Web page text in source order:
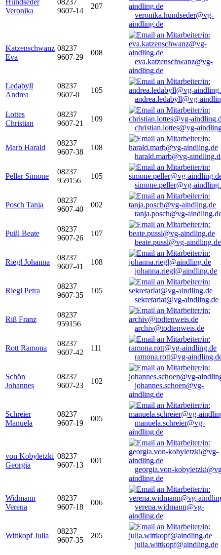
Hundseder
Veronika
08237
9607-14
207
veronika.hundseder@vg-
aindling.de
Katzenschwanz
Eva
08237
9607-29
008
eva.katzenschwanz@vg-
aindling.de
Ledabyll
Andrea
08237
9607-0
105
andrea.ledabyll@vg-
Lottes
Christian
08237
9607-21
109
christian.lottes@vg-
Marb Harald
08237
9607-38
108
harald.marb@vg-
Peller Simone
08237
959156
105
simone.peller@vg-
Posch Tanja
08237
9607-40
002
tanja.posch@vg-
Pußl Beate
08237
9607-26
107
beate.pussl@vg-aindling.de
Riegl Johanna
08237
9607-41
108
johanna.riegl@aindling.de
Riegl Petra
08237
9607-35
105
sekretariat@vg-aindling.de
Riß Franz
08237
959156
archiv@todtenweis.de
Rott Ramona
08237
9607-42
111
ramona.rott@vg-
Schön
Johannes
08237
9607-23
102
johannes.schoen@vg-
aindling.de
Schreier
Manuela
08237
9607-19
005
manuela.schreier@vg-
aindling.de
von Kobyletzki
Georgia
08237
9607-13
001
georgia.von-
aindling.de
Widmann
Verena
08237
9607-18
006
verena.widmann@vg-
aindling.de
Wittkopf Julia
08237
9607-35
205
julia.wittkopf@aindling.de